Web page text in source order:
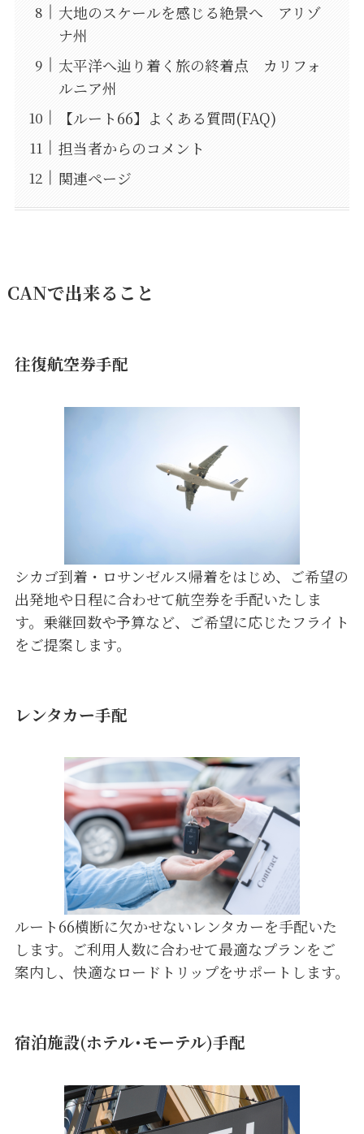
大地のスケールを感じる絶景へ アリゾ
ナ州
太平洋へ辿り着く旅の終着点 カリフォ
ルニア州
【ルート66】よくある質問(FAQ)
担当者からのコメント
関連ページ
CANで出来ること
往復航空券手配
シカゴ到着・ロサンゼルス帰着をはじめ、ご希望の
出発地や日程に合わせて航空券を手配いたしま
す。乗継回数や予算など、ご希望に応じたフライト
をご提案します。
レンタカー手配
ルート66横断に欠かせないレンタカーを手配いた
します。ご利用人数に合わせて最適なプランをご
案内し、快適なロードトリップをサポートします。
宿泊施設(ホテル･モーテル)手配